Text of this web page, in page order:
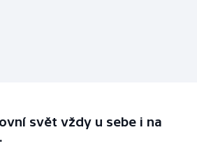
svět vždy u sebe i na